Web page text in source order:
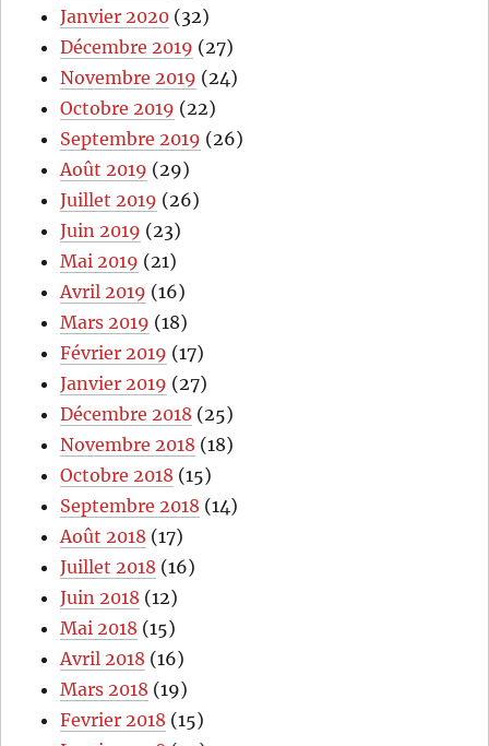
Janvier 2020 (32)
Décembre 2019 (27)
Novembre 2019 (24)
Octobre 2019 (22)
Septembre 2019 (26)
Août 2019 (29)
Juillet 2019 (26)
Juin 2019 (23)
Mai 2019 (21)
Avril 2019 (16)
Mars 2019 (18)
Février 2019 (17)
Janvier 2019 (27)
Décembre 2018 (25)
Novembre 2018 (18)
Octobre 2018 (15)
Septembre 2018 (14)
Août 2018 (17)
Juillet 2018 (16)
Juin 2018 (12)
Mai 2018 (15)
Avril 2018 (16)
Mars 2018 (19)
Fevrier 2018 (15)